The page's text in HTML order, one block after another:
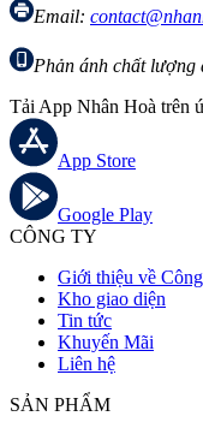
Email:
Phản ánh chất lượng
Tải App Nhân Hoà trên
App Store
Google Play
CÔNG TY
Giới thiệu về
Kho giao diện
Tin tức
Khuyến Mãi
Liên hệ
SẢN PHẨM